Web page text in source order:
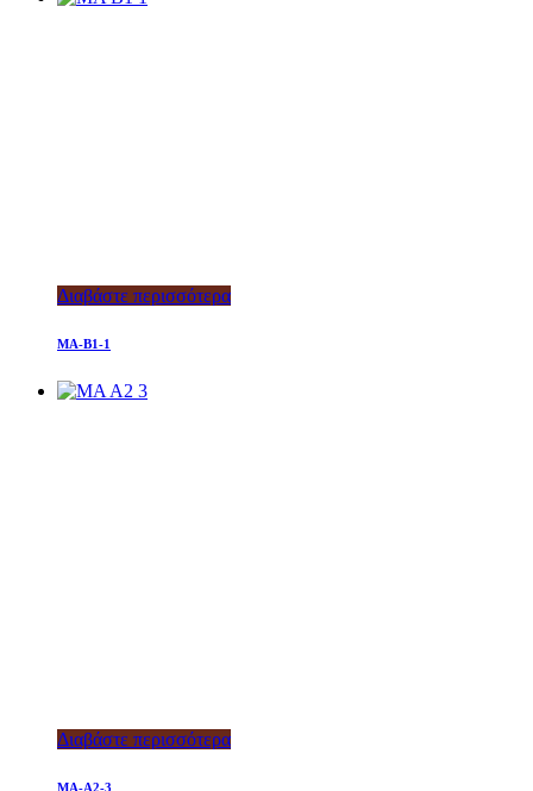
Διαβάστε περισσότερα
MA-B1-1
Διαβάστε περισσότερα
MA-A2-3